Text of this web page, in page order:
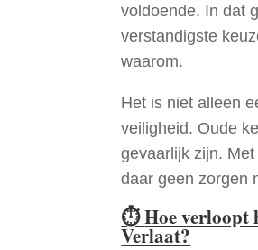
voldoende. In dat
verstandigste
waarom.
Het is niet alleen
veiligheid. Oude
gevaarlijk zijn.
daar geen zorgen
⏱Hoe verloopt
Verlaat?